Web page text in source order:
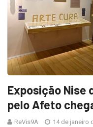
Exposição Nise
pelo Afeto
ReVis9A 14 de janeiro